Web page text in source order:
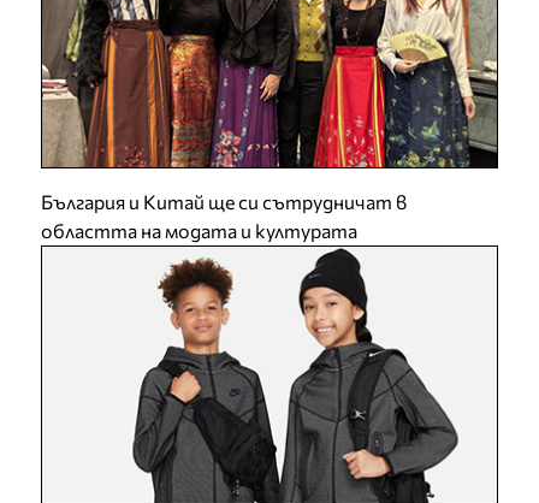
България и Китай ще си сътрудничат в
областта на модата и културата